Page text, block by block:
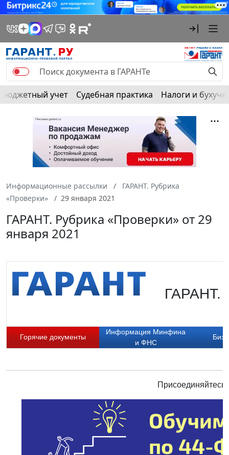
Бюджетный учет Судебная практика Налоги и
Информационные рассылки
ГАРАНТ. Рубрика
«Проверки»
29 января 2021
ГАРАНТ. Рубрика «Проверки» от 29
января 2021
ГАРАНТ.
Горячие документы
Информация Минфина
и ФНС
Присоединяйтесь